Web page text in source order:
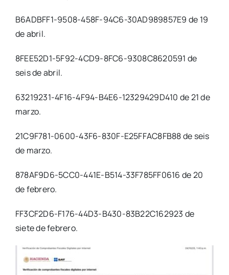
B6ADBFF1-9508-458F-94C6-30AD989857E9 de 19
de abril.
8FEE52D1-5F92-4CD9-8FC6-9308C8620591 de
seis de abril.
63219231-4F16-4F94-B4E6-12329429D410 de 21 de
marzo.
21C9F781-0600-43F6-830F-E25FFAC8FB88 de seis
de marzo.
878AF9D6-5CC0-441E-B514-33F785FF0616 de 20
de febrero.
FF3CF2D6-F176-44D3-B430-83B22C162923 de
siete de febrero.